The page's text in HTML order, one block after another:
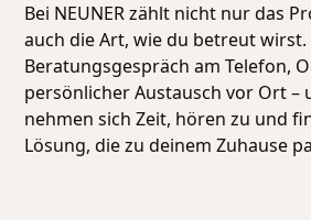
Bei NEUNER zählt nicht nur das
auch die Art, wie du betreut wirst.
Beratungsgespräch am Telefon,
persönlicher Austausch vor Ort –
nehmen sich Zeit, hören zu und
Lösung, die zu deinem Zuhause